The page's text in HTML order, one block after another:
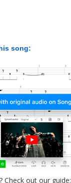
song:
Check out our guide: